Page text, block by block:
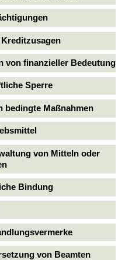
von finanzieller Bedeutung
Sperre
bedingte Maßnahmen
von Mitteln oder
Bindung
von Beamten